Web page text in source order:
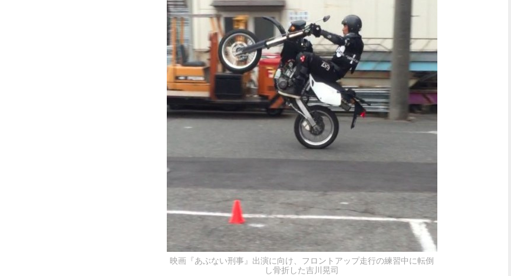
映画『あぶない刑事』出演に向け、フロントアップ走行の練習中に転倒
し骨折した吉川晃司